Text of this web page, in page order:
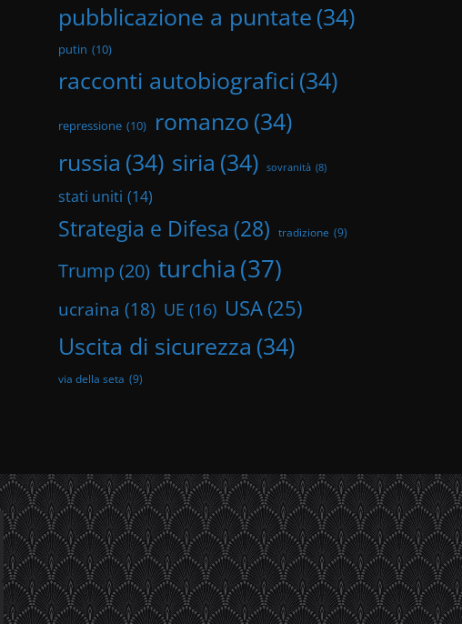
pubblicazione a puntate (34)
putin (10)
racconti autobiografici (34)
repressione (10) romanzo (34)
russia (34) siria (34) sovranità (8)
stati uniti (14)
Strategia e Difesa (28) tradizione (9)
Trump (20) turchia(37)
ucraina (18) UE (16) USA (25)
Uscita di sicurezza (34)
via della seta (9)